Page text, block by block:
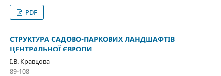
PDF
СТРУКТУРА САДОВО-ПАРКОВИХ ЛАНДШАФТІВ
ЦЕНТРАЛЬНОЇ ЄВРОПИ
І.В. Кравцова
89-108